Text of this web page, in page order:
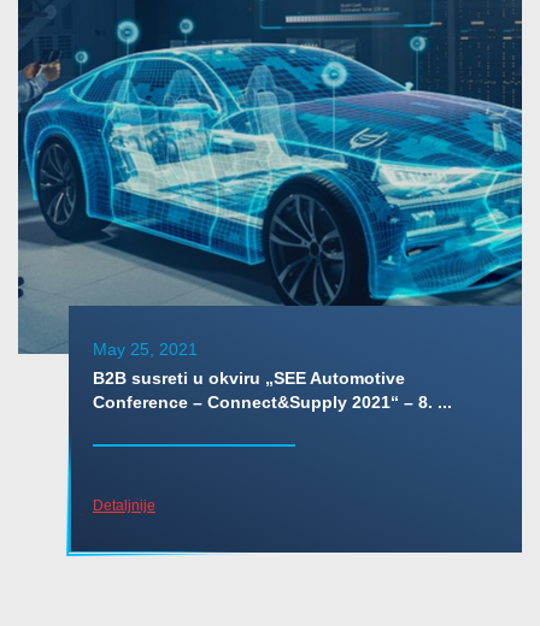
May 25, 2021
B2B susreti u okviru „SEE Automotive
Conference – Connect&Supply 2021“ – 8. ...
Detaljnije